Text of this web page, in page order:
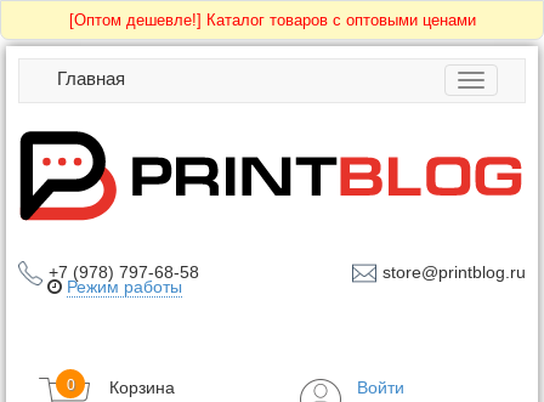
[Оптом дешевле!] Каталог товаров с оптовыми ценами
Toggle
Главная
+7 (978) 797-68-58 store@printblog.ru
Режим работы
Корзина
0
Войти